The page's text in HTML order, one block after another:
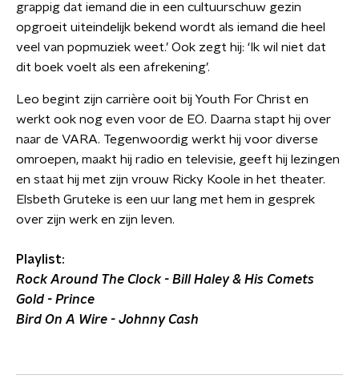
grappig dat iemand die in een cultuurschuw gezin
opgroeit uiteindelijk bekend wordt als iemand die heel
veel van popmuziek weet.’ Ook zegt hij: ‘Ik wil niet dat
dit boek voelt als een afrekening’.
Leo begint zijn carrière ooit bij Youth For Christ en
werkt ook nog even voor de EO. Daarna stapt hij over
naar de VARA. Tegenwoordig werkt hij voor diverse
omroepen, maakt hij radio en televisie, geeft hij lezingen
en staat hij met zijn vrouw Ricky Koole in het theater.
Elsbeth Gruteke is een uur lang met hem in gesprek
over zijn werk en zijn leven.
Playlist:
Rock Around The Clock - Bill Haley & His Comets
Gold - Prince
Bird On A Wire - Johnny Cash